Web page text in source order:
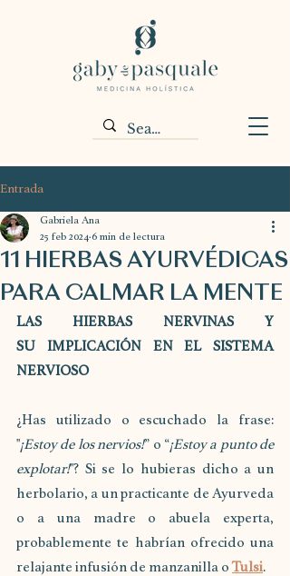
Entrada
11 HIERBAS AYURVÉDICAS
PARA CALMAR LA MENTE
Gabriela Ana
25 feb 2024 6 min de lectura
LAS HIERBAS NERVINAS Y
SU IMPLICACIÓN EN EL SISTEMA
NERVIOSO
¿Has utilizado o escuchado la frase:
"¡Estoy de los nervios!” o “¡Estoy a punto de
explotar!"? Si se lo hubieras dicho a un
herbolario, a un practicante de Ayurveda
o a una madre o abuela experta,
probablemente te habrían ofrecido una
relajante infusión de manzanilla o Tulsi.